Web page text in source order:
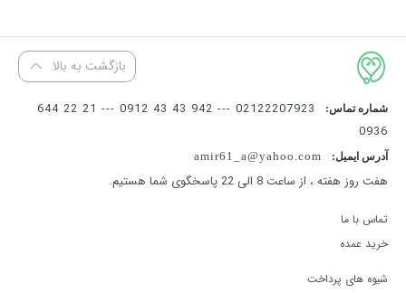
می تواند بهترین انتخاب برای خرید باشد.
بازگشت به بالا
شماره تماس:
02122207923 --- 942 43 43 0912 --- 21 22 644
0936
آدرس ایمیل: amir61_a@yahoo.com
هفت روز هفته ، از ساعت 8 الی 22 پاسخگوی شما هستیم.
تماس با ما
خرید عمده
شیوه های پرداخت